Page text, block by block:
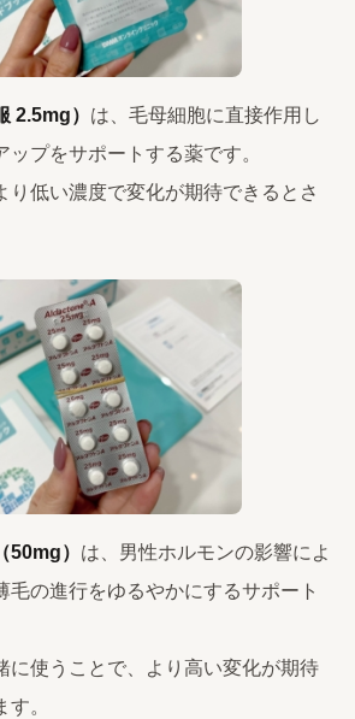
2.5mg） は、毛母細胞に直接作用し
ップをサポートする薬です。
り低い濃度で変化が期待できるとさ
50mg） は、男性ホルモンの影響によ
毛の進行をゆるやかにするサポート
に使うことで、より高い変化が期待
。